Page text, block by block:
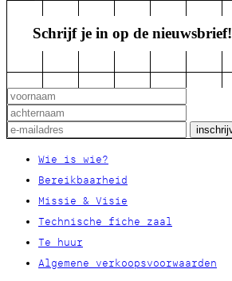
Schrijf je in op de nieuwsbrief!
Wie is wie?
Bereikbaarheid
Missie & Visie
Technische fiche zaal
Te huur
Algemene verkoopsvoorwaarden